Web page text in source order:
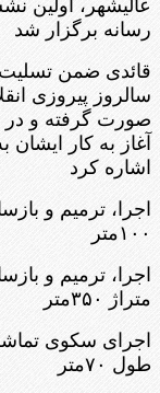
عالیشهر، اولین
رسانه برگزار شد
قائدی ضمن تسلیت
سالروز پیروزی
صورت گرفته و در
آغاز به کار ایشان
اشاره کرد
اجرا، ترمیم و
۱۰۰متر
اجرا، ترمیم و
متراژ ۳۵۰متر
طول ۷۰متر